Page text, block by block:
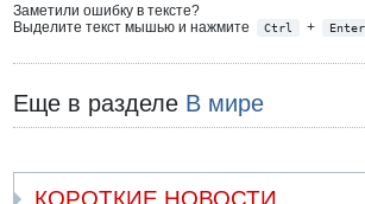
Заметили ошибку в тексте?
Выделите текст мышью и нажмите
Ctrl + Enter
Еще в разделе В мире